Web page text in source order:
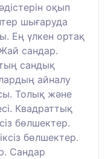
оқып
шығаруда
Ең үлкен ортақ
сандар.
сандық
айналу
Толық және
Квадраттық
бөлшектер.
бөлшектер.
Сандар